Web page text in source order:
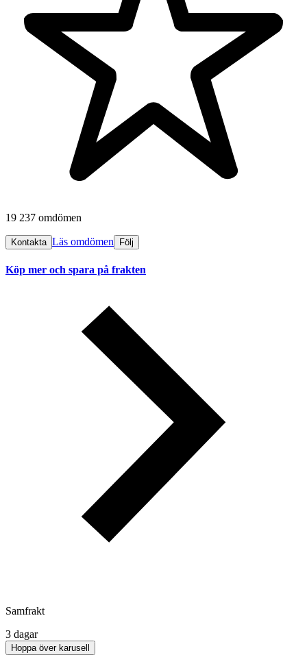
19 237 omdömen
Kontakta Läs omdömen Följ
Köp mer och spara på frakten
Samfrakt
3 dagar
Hoppa över karusell